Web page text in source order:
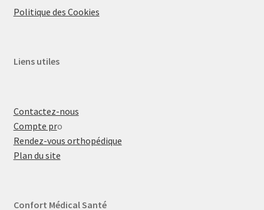
Politique des Cookies
Liens utiles
Contactez-nous
Compte pro
Rendez-vous orthopédique
Plan du site
Confort Médical Santé